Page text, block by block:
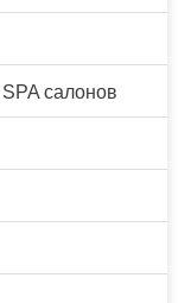
SPA салонов